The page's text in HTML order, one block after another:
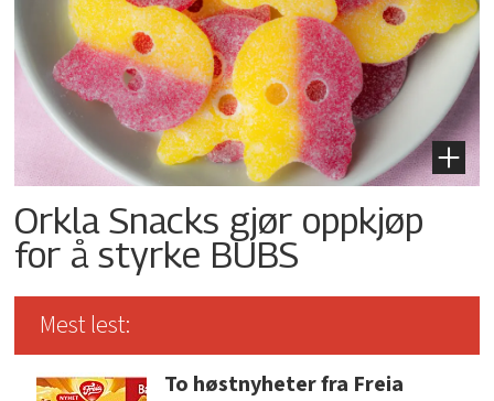
Orkla Snacks gjør oppkjøp
for å styrke BUBS
Mest lest:
To høstnyheter fra Freia